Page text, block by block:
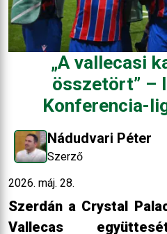
„A vallecasi
összetört” –
Konferencia-
Nádudvari Péter
Szerző
2026. máj. 28.
Szerdán a Crystal
Vallecas